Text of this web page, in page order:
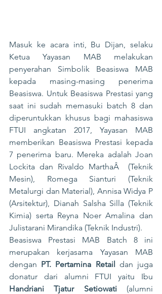
Masuk ke acara inti, Bu Dijan, selaku
Ketua Yayasan MAB melakukan
penyerahan Simbolik Beasiswa MAB
kepada masing-masing penerima
Beasiswa. Untuk Beasiswa Prestasi yang
saat ini sudah memasuki batch 8 dan
diperuntukkan khusus bagi mahasiswa
FTUI angkatan 2017, Yayasan MAB
memberikan Beasiswa Prestasi kepada
7 penerima baru. Mereka adalah Joan
Lockita dan Rivaldo MarthaÂ  (Teknik
Mesin), Romega Sianturi (Teknik
Metalurgi dan Material), Annisa Widya P
(Arsitektur), Dianah Salsha Silla (Teknik
Kimia) serta Reyna Noer Amalina dan
Julistarani Mirandika (Teknik Industri).
Beasiswa Prestasi MAB Batch 8 ini
merupakan kerjasama Yayasan MAB
dengan PT. Pertamina Retail dan juga
Handriani Tjatur Setiowati (alumni